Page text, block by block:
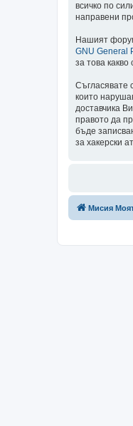
всичко по
направени
Нашият
GNU General
за това
Съгласявате
които
доставчика
правото да
бъде
за хакерски
Мисия